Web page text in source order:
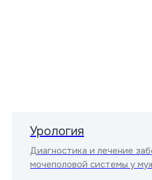
Урология
Диагностика и лечение
мочеполовой системы у